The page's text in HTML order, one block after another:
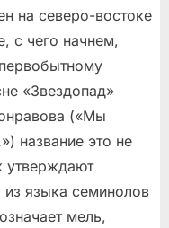
на северо-востоке
с чего начнем,
«Звездопад»
(«Мы
название это не
утверждают
языка семинолов
мель,